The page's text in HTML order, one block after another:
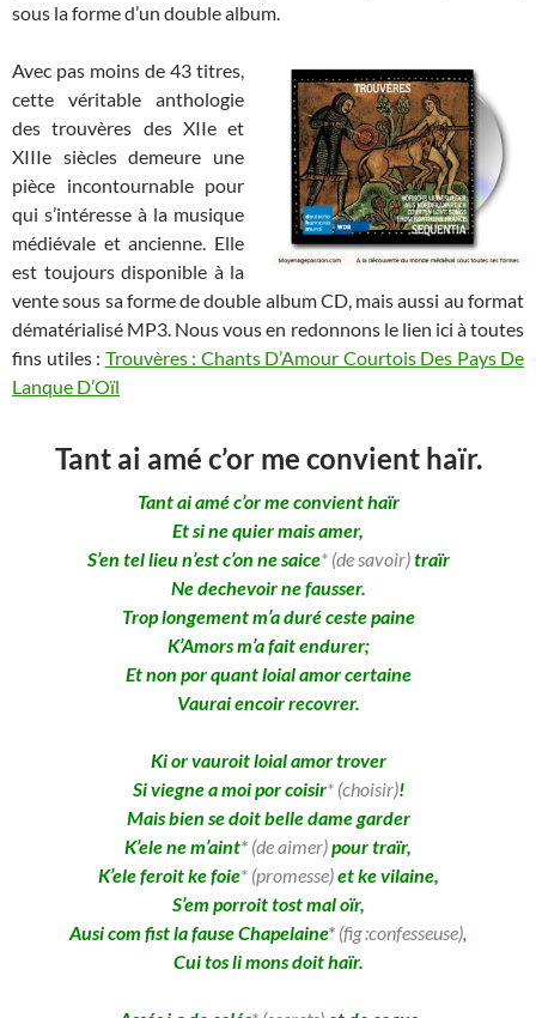
sous la forme d’un double album.
Avec pas moins de 43 titres,
cette véritable anthologie
des trouvères des XIIe et
XIIIe siècles demeure une
pièce incontournable pour
qui s’intéresse à la musique
médiévale et ancienne. Elle
est toujours disponible à la
vente sous sa forme de double album CD, mais aussi au format
dématérialisé MP3. Nous vous en redonnons le lien ici à toutes
fins utiles : Trouvères : Chants D’Amour Courtois Des Pays De
Lanque D’Oïl
Tant ai amé c’or me convient haïr.
Tant ai amé c’or me convient haïr
Et si ne quier mais amer,
S’en tel lieu n’est c’on ne saice* (de savoir)traïr
Ne dechevoir ne fausser.
Trop longement m’a duré ceste paine
K’Amors m’a fait endurer;
Et non por quant loial amor certaine
Vaurai encoir recovrer.
Ki or vauroit loial amor trover
Si viegne a moi por coisir* (choisir)!
Mais bien se doit belle dame garder
K’ele ne m’aint* (de aimer)pour traïr,
K’ele feroit ke foie* (promesse)et ke vilaine,
S’em porroit tost mal oïr,
Ausi com fist la fause Chapelaine* (fig :confesseuse),
Cui tos li mons doit haïr.